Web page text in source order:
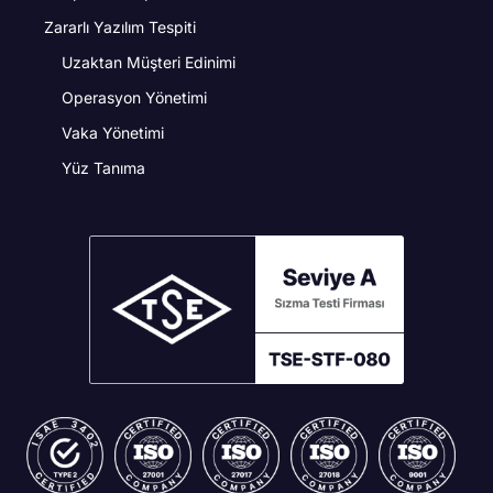
Zararlı Yazılım Tespiti
Uzaktan Müşteri Edinimi
Operasyon Yönetimi
Vaka Yönetimi
Yüz Tanıma